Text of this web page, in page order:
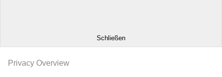
Schließen
Privacy Overview